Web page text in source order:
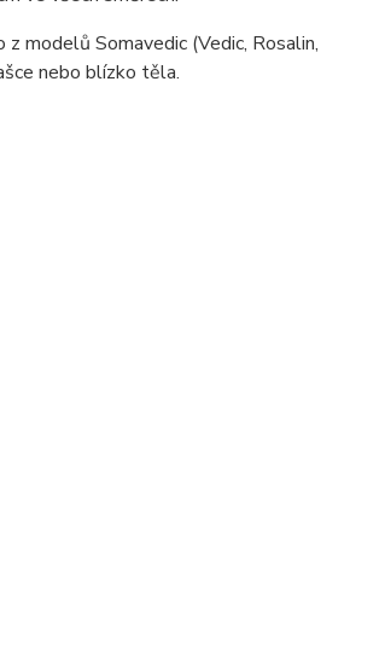
modelů Somavedic (Vedic, Rosalin,
nebo blízko těla.